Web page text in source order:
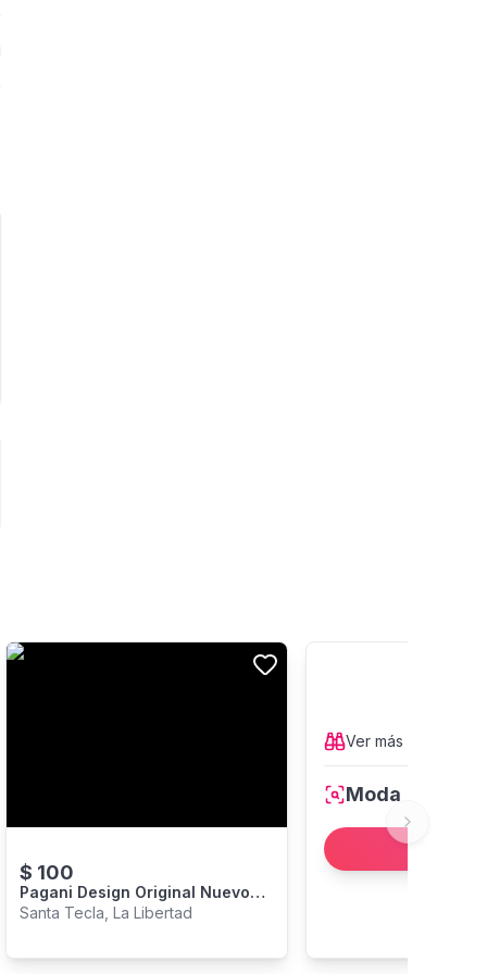
$ 100
Pagani Design Original Nuevo
Automático Pd 2770
Santa Tecla, La Libertad
Ver más
Moda
Next slide